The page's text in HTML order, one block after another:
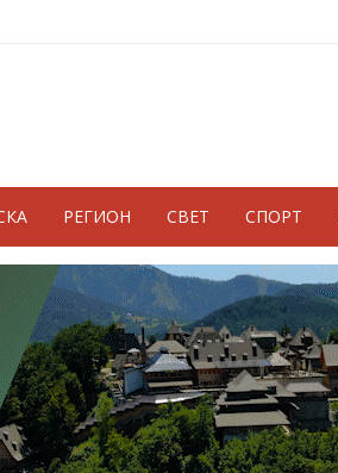
РЕГИОН СВЕТ СПОРТ